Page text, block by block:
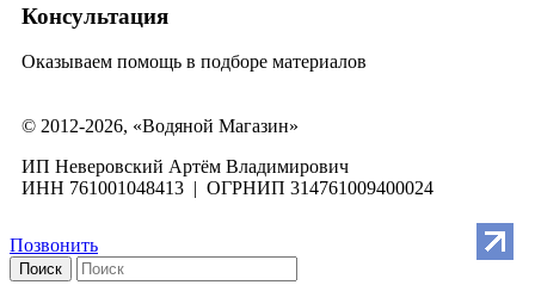
Консультация
Оказываем помощь в подборе материалов
© 2012-2026, «Водяной Магазин»
ИП Неверовский Артём Владимирович
ИНН 761001048413 | ОГРНИП 314761009400024
Позвонить
Поиск